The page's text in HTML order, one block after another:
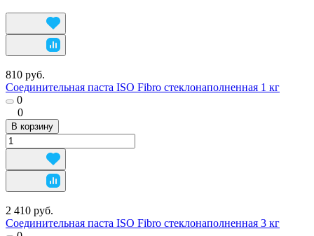
810 руб.
Соединительная паста ISO Fibro стеклонаполненная 1 кг
0
0
В корзину
2 410 руб.
Соединительная паста ISO Fibro стеклонаполненная 3 кг